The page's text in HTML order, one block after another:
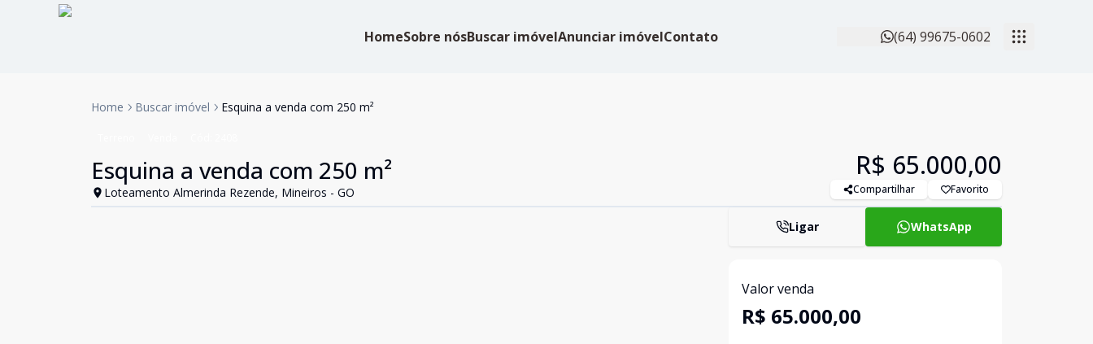
HomeSobre nósBuscar imóvelAnunciar imóvelContato (64) 99675-0602
Home Buscar imóvel Esquina a venda com 250 m²
Esquina a venda com 250 m²
Loteamento Almerinda Rezende, Mineiros - GO
R$ 65.000,00
Compartilhar Favorito
Ligar WhatsApp
Valor venda
R$ 65.000,00